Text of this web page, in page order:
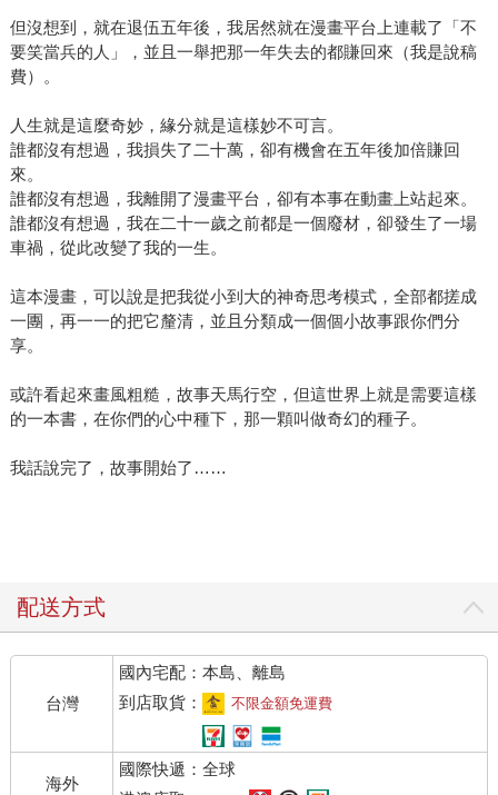
但沒想到，就在退伍五年後，我居然就在漫畫平台上連載了「不
要笑當兵的人」，並且一舉把那一年失去的都賺回來（我是說稿
費）。
人生就是這麼奇妙，緣分就是這樣妙不可言。
誰都沒有想過，我損失了二十萬，卻有機會在五年後加倍賺回
來。
誰都沒有想過，我離開了漫畫平台，卻有本事在動畫上站起來。
誰都沒有想過，我在二十一歲之前都是一個廢材，卻發生了一場
車禍，從此改變了我的一生。
這本漫畫，可以說是把我從小到大的神奇思考模式，全部都搓成
一團，再一一的把它釐清，並且分類成一個個小故事跟你們分
享。
或許看起來畫風粗糙，故事天馬行空，但這世界上就是需要這樣
的一本書，在你們的心中種下，那一顆叫做奇幻的種子。
我話說完了，故事開始了……
配送方式
台灣
國內宅配：本島、離島
到店取貨：
不限金額免運費
海外
國際快遞：全球